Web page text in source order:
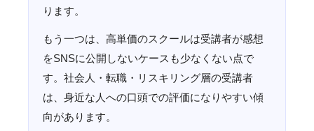
ります。
もう一つは、高単価のスクールは受講者が感想
をSNSに公開しないケースも少なくない点で
す。社会人・転職・リスキリング層の受講者
は、身近な人への口頭での評価になりやすい傾
向があります。